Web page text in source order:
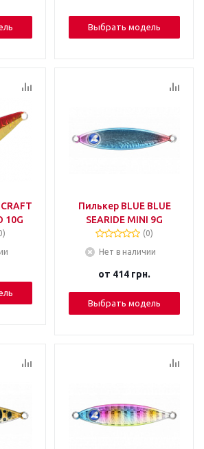
Выбрать модель
10G
Пилькер BLUE BLUE
SEARIDE MINI 9G
(0)
Нет в наличии
от 414 грн.
Выбрать модель